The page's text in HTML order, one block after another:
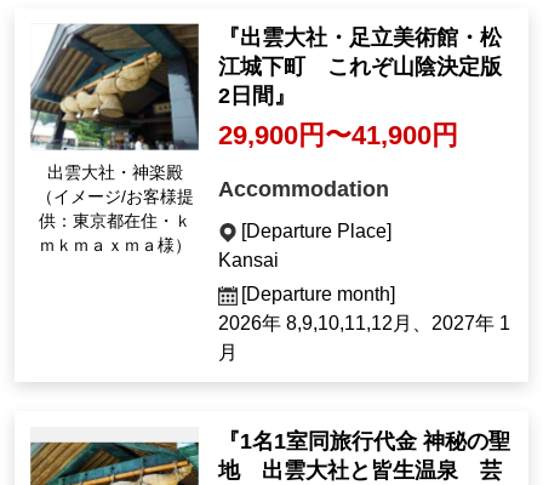
出雲大社・神楽殿
（イメージ/お客様提
供：東京都在住・ｋ
ｍｋｍａｘｍａ様）
『出雲大社・足立美術館・松
江城下町 これぞ山陰決定版
2日間』
29,900円〜41,900円
Accommodation
[Departure Place]
Kansai
[Departure month]
2026年 8,9,10,11,12月、2027年 1
月
『1名1室同旅行代金 神秘の聖
地 出雲大社と皆生温泉 芸